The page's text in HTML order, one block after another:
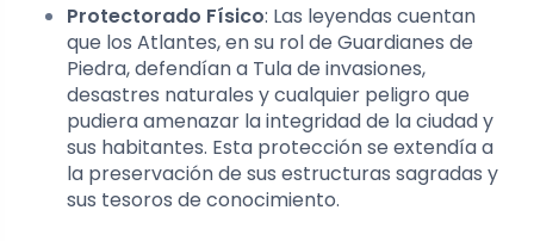
Protectorado Físico: Las leyendas cuentan
que los Atlantes, en su rol de Guardianes de
Piedra, defendían a Tula de invasiones,
desastres naturales y cualquier peligro que
pudiera amenazar la integridad de la ciudad y
sus habitantes. Esta protección se extendía a
la preservación de sus estructuras sagradas y
sus tesoros de conocimiento.